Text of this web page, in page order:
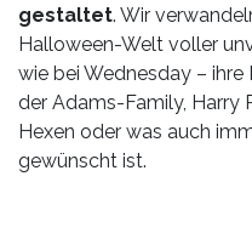
gestaltet. Wir
Halloween-Welt voller
wie bei Wednesday – ihre
der Adams-Family, Harry
Hexen oder was auch
gewünscht ist.